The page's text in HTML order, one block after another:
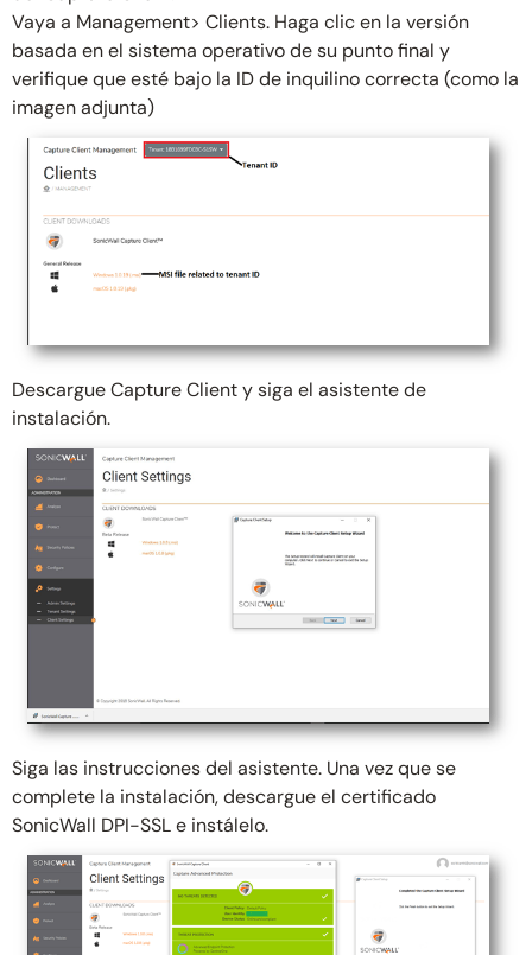
Vaya a Management> Clients. Haga clic en la versión
basada en el sistema operativo de su punto final y
verifique que esté bajo la ID de inquilino correcta (como la
imagen adjunta)
Descargue Capture Client y siga el asistente de
instalación.
Siga las instrucciones del asistente. Una vez que se
complete la instalación, descargue el certificado
SonicWall DPI-SSL e instálelo.